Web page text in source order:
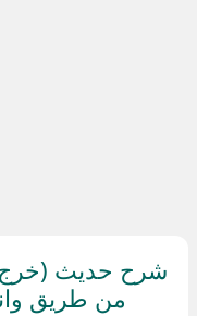
شرح حديث (خرج
من طريق